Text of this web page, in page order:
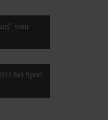
vom
bei Sport